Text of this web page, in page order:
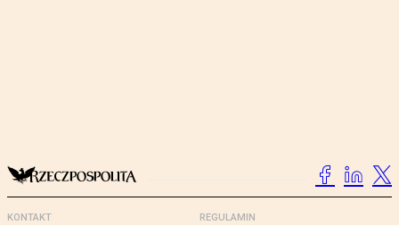
KONTAKT REGULAMIN